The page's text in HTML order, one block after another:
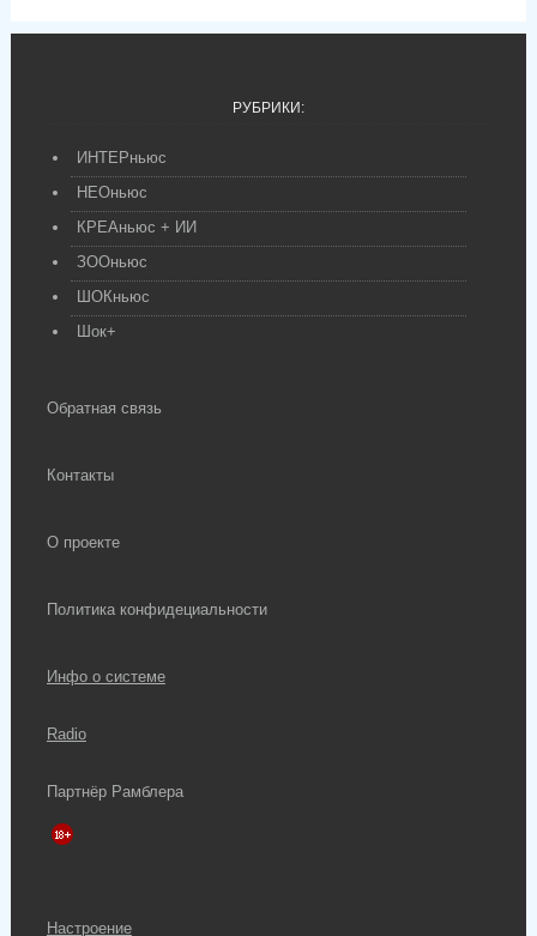
РУБРИКИ:
ИНТЕРньюс
НЕОньюс
КРЕАньюс + ИИ
ЗООньюс
ШОКньюс
Шок+
Обратная связь
Контакты
О проекте
Политика конфидециальности
Инфо о системе
Radio
Партнёр Рамблера
Настроение